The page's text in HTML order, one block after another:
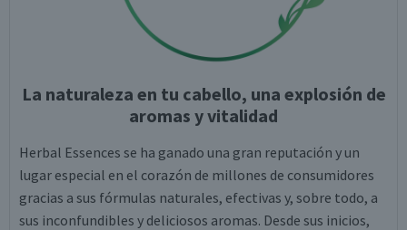
La naturaleza en tu cabello, una explosión de
aromas y vitalidad
Herbal Essences se ha ganado una gran reputación y un
lugar especial en el corazón de millones de consumidores
gracias a sus fórmulas naturales, efectivas y, sobre todo, a
sus inconfundibles y deliciosos aromas. Desde sus inicios,